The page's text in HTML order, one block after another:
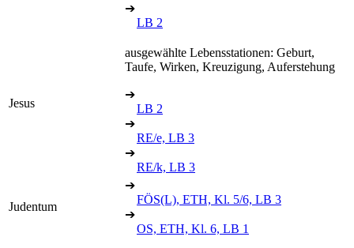
➔
LB 2
Jesus
ausgewählte Lebensstationen: Geburt,
Taufe, Wirken, Kreuzigung, Auferstehung
➔
LB 2
➔
RE/e, LB 3
➔
RE/k, LB 3
Judentum
➔
FÖS(L), ETH, Kl. 5/6, LB 3
➔
OS, ETH, Kl. 6, LB 1